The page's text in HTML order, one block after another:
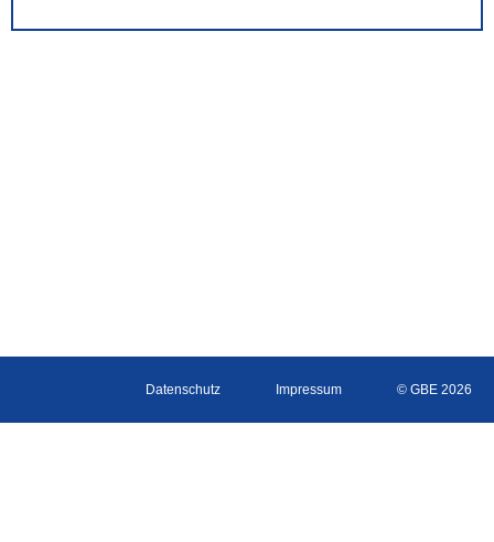
Datenschutz Impressum © GBE 2026